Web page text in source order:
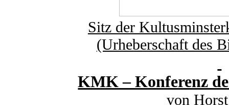
Sitz der
(Urheberschaft des
KMK – Konferenz
von